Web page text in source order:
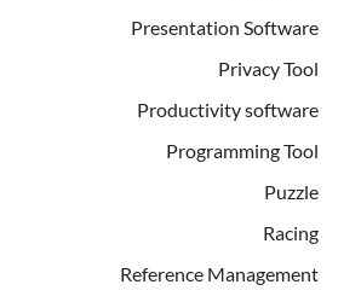
Presentation Software
Privacy Tool
Productivity software
Programming Tool
Puzzle
Racing
Reference Management